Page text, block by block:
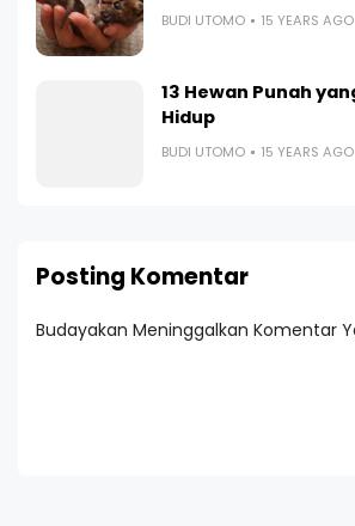
BUDI UTOMO 15 YEARS AGO
13 Hewan Punah
Hidup
BUDI UTOMO 15 YEARS AGO
Posting Komentar
Budayakan Meninggalkan Komentar